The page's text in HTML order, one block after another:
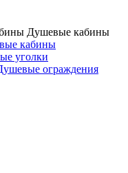
Душевые кабины
кабины
уголки
ограждения